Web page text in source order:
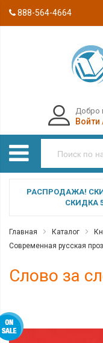
888-564-4664
Добро
Войти
РАСПРОДАЖА!
СКИДКА
Главная Каталог
Современная русская
Слово за